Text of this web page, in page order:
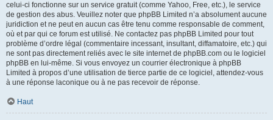
celui-ci fonctionne sur un service gratuit (comme Yahoo, Free, etc.), le service
de gestion des abus. Veuillez noter que phpBB Limited n’a absolument aucune
juridiction et ne peut en aucun cas être tenu comme responsable de comment,
où et par qui ce forum est utilisé. Ne contactez pas phpBB Limited pour tout
problème d’ordre légal (commentaire incessant, insultant, diffamatoire, etc.) qui
ne sont pas directement reliés avec le site internet de phpBB.com ou le logiciel
phpBB en lui-même. Si vous envoyez un courrier électronique à phpBB
Limited à propos d’une utilisation de tierce partie de ce logiciel, attendez-vous
à une réponse laconique ou à ne pas recevoir de réponse.
Haut